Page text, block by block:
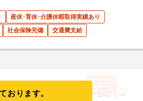
産休･育休･介護休暇取得実績あり
社会保険完備 交通費支給
おります。